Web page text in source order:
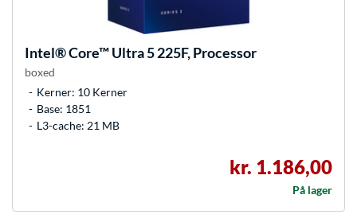
Intel®Core™ Ultra 5 225F, Processor
boxed
Kerner: 10 Kerner
Base: 1851
L3-cache: 21 MB
kr. 1.186,00
På lager